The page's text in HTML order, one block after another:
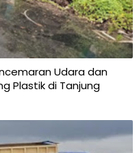
Udara dan
Plastik di Tanjung